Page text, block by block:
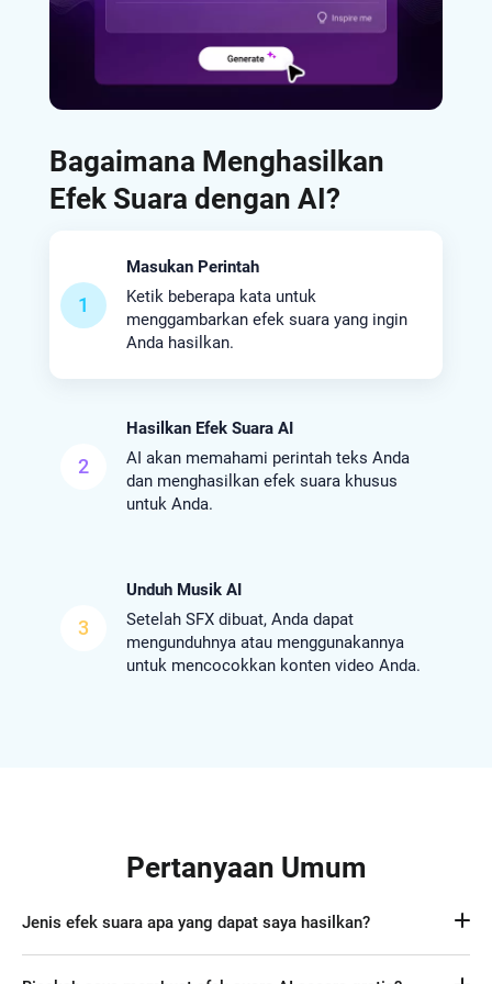
Bagaimana Menghasilkan
Efek Suara dengan AI?
1
Masukan Perintah
Ketik beberapa kata untuk
menggambarkan efek suara yang ingin
Anda hasilkan.
2
Hasilkan Efek Suara AI
AI akan memahami perintah teks Anda
dan menghasilkan efek suara khusus
untuk Anda.
3
Unduh Musik AI
Setelah SFX dibuat, Anda dapat
mengunduhnya atau menggunakannya
untuk mencocokkan konten video Anda.
Pertanyaan Umum
Jenis efek suara apa yang dapat saya hasilkan?